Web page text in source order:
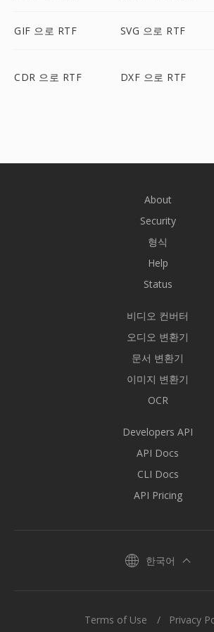
GIF 으로 RTF SVG 으로 RTF
CDR 으로 RTF DXF 으로 RTF
About
Security
형식
Help
Status
비디오 컨버터
오디오 변환기
문서 변환기
이미지 변환기
OCR
Developers API
API Docs
CLI Docs
API Pricing
한국어
Terms of Use Privacy